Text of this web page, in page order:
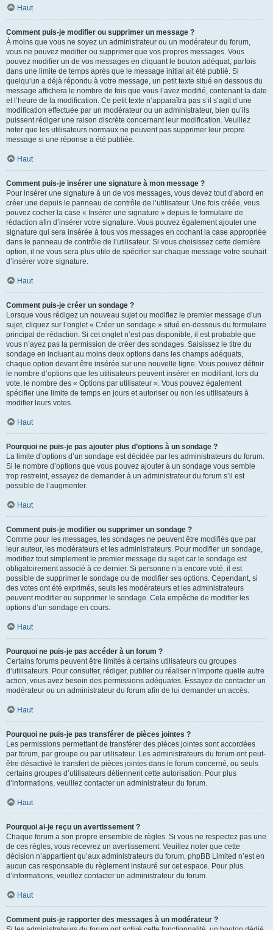
Haut
Comment puis-je modifier ou supprimer un message ?
À moins que vous ne soyez un administrateur ou un modérateur du forum,
vous ne pouvez modifier ou supprimer que vos propres messages. Vous
pouvez modifier un de vos messages en cliquant le bouton adéquat, parfois
dans une limite de temps après que le message initial ait été publié. Si
quelqu’un a déjà répondu à votre message, un petit texte situé en dessous du
message affichera le nombre de fois que vous l’avez modifié, contenant la date
et l’heure de la modification. Ce petit texte n’apparaîtra pas s’il s’agit d’une
modification effectuée par un modérateur ou un administrateur, bien qu’ils
puissent rédiger une raison discrète concernant leur modification. Veuillez
noter que les utilisateurs normaux ne peuvent pas supprimer leur propre
message si une réponse a été publiée.
Haut
Comment puis-je insérer une signature à mon message ?
Pour insérer une signature à un de vos messages, vous devez tout d’abord en
créer une depuis le panneau de contrôle de l’utilisateur. Une fois créée, vous
pouvez cocher la case « Insérer une signature » depuis le formulaire de
rédaction afin d’insérer votre signature. Vous pouvez également ajouter une
signature qui sera insérée à tous vos messages en cochant la case appropriée
dans le panneau de contrôle de l’utilisateur. Si vous choisissez cette dernière
option, il ne vous sera plus utile de spécifier sur chaque message votre souhait
d’insérer votre signature.
Haut
Comment puis-je créer un sondage ?
Lorsque vous rédigez un nouveau sujet ou modifiez le premier message d’un
sujet, cliquez sur l’onglet « Créer un sondage » situé en-dessous du formulaire
principal de rédaction. Si cet onglet n’est pas disponible, il est probable que
vous n’ayez pas la permission de créer des sondages. Saisissez le titre du
sondage en incluant au moins deux options dans les champs adéquats,
chaque option devant être insérée sur une nouvelle ligne. Vous pouvez définir
le nombre d’options que les utilisateurs peuvent insérer en modifiant, lors du
vote, le nombre des « Options par utilisateur ». Vous pouvez également
spécifier une limite de temps en jours et autoriser ou non les utilisateurs à
modifier leurs votes.
Haut
Pourquoi ne puis-je pas ajouter plus d’options à un sondage ?
La limite d’options d’un sondage est décidée par les administrateurs du forum.
Si le nombre d’options que vous pouvez ajouter à un sondage vous semble
trop restreint, essayez de demander à un administrateur du forum s’il est
possible de l’augmenter.
Haut
Comment puis-je modifier ou supprimer un sondage ?
Comme pour les messages, les sondages ne peuvent être modifiés que par
leur auteur, les modérateurs et les administrateurs. Pour modifier un sondage,
modifiez tout simplement le premier message du sujet car le sondage est
obligatoirement associé à ce dernier. Si personne n’a encore voté, il est
possible de supprimer le sondage ou de modifier ses options. Cependant, si
des votes ont été exprimés, seuls les modérateurs et les administrateurs
peuvent modifier ou supprimer le sondage. Cela empêche de modifier les
options d’un sondage en cours.
Haut
Pourquoi ne puis-je pas accéder à un forum ?
Certains forums peuvent être limités à certains utilisateurs ou groupes
d’utilisateurs. Pour consulter, rédiger, publier ou réaliser n’importe quelle autre
action, vous avez besoin des permissions adéquates. Essayez de contacter un
modérateur ou un administrateur du forum afin de lui demander un accès.
Haut
Pourquoi ne puis-je pas transférer de pièces jointes ?
Les permissions permettant de transférer des pièces jointes sont accordées
par forum, par groupe ou par utilisateur. Les administrateurs du forum ont peut-
être désactivé le transfert de pièces jointes dans le forum concerné, ou seuls
certains groupes d’utilisateurs détiennent cette autorisation. Pour plus
d’informations, veuillez contacter un administrateur du forum.
Haut
Pourquoi ai-je reçu un avertissement ?
Chaque forum a son propre ensemble de règles. Si vous ne respectez pas une
de ces règles, vous recevrez un avertissement. Veuillez noter que cette
décision n’appartient qu’aux administrateurs du forum, phpBB Limited n’est en
aucun cas responsable du règlement instauré sur cet espace. Pour plus
d’informations, veuillez contacter un administrateur du forum.
Haut
Comment puis-je rapporter des messages à un modérateur ?